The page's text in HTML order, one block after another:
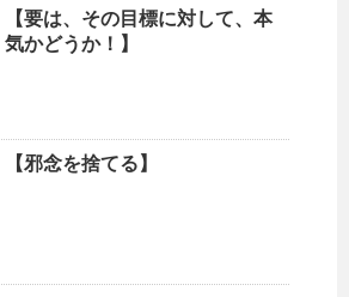
【要は、その目標に対して、本
気かどうか！】
【邪念を捨てる】